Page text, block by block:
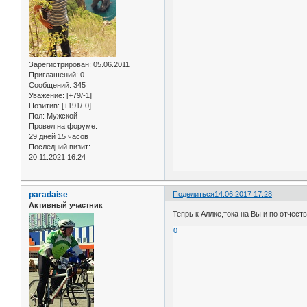
Зарегистрирован: 05.06.2011
Приглашений: 0
Сообщений: 345
Уважение: [+79/-1]
Позитив: [+191/-0]
Пол: Мужской
Провел на форуме:
29 дней 15 часов
Последний визит:
20.11.2021 16:24
Поделиться14.06.2017 17:28
paradaise
Активный участник
Тепрь к Аллке,тока на Вы и по
0